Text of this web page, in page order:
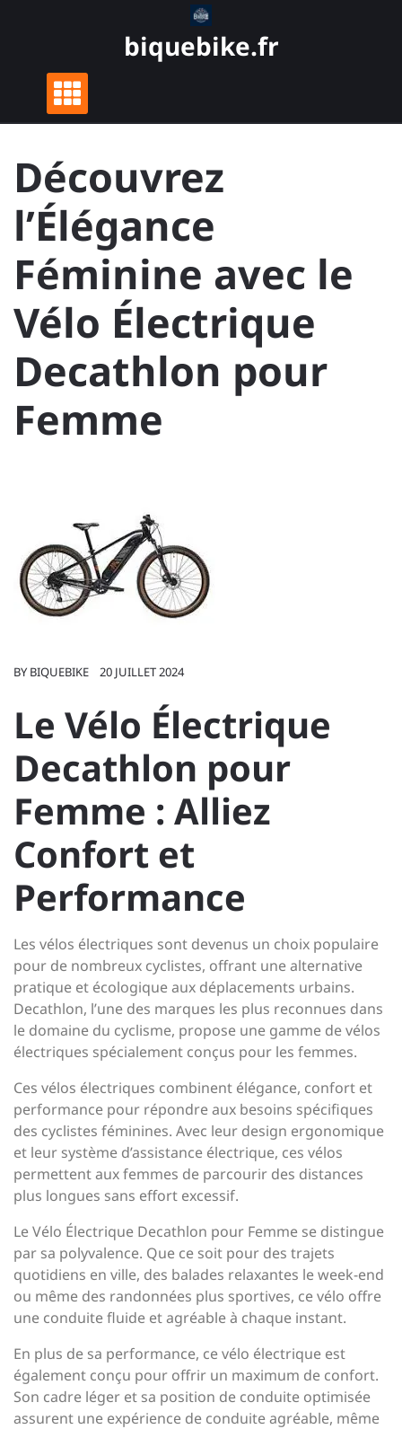
biquebike.fr
Découvrez
l’Élégance
Féminine avec le
Vélo Électrique
Decathlon pour
Femme
BY BIQUEBIKE 20 JUILLET 2024
Le Vélo Électrique
Decathlon pour
Femme : Alliez
Confort et
Performance
Les vélos électriques sont devenus un choix populaire
pour de nombreux cyclistes, offrant une alternative
pratique et écologique aux déplacements urbains.
Decathlon, l’une des marques les plus reconnues dans
le domaine du cyclisme, propose une gamme de vélos
électriques spécialement conçus pour les femmes.
Ces vélos électriques combinent élégance, confort et
performance pour répondre aux besoins spécifiques
des cyclistes féminines. Avec leur design ergonomique
et leur système d’assistance électrique, ces vélos
permettent aux femmes de parcourir des distances
plus longues sans effort excessif.
Le Vélo Électrique Decathlon pour Femme se distingue
par sa polyvalence. Que ce soit pour des trajets
quotidiens en ville, des balades relaxantes le week-end
ou même des randonnées plus sportives, ce vélo offre
une conduite fluide et agréable à chaque instant.
En plus de sa performance, ce vélo électrique est
également conçu pour offrir un maximum de confort.
Son cadre léger et sa position de conduite optimisée
assurent une expérience de conduite agréable, même